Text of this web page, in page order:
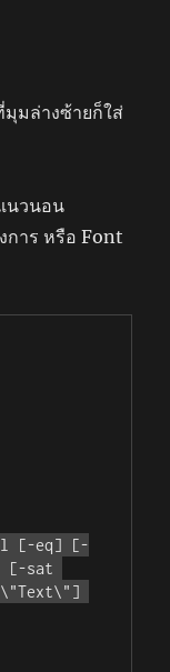
มล่างซ้ายก็ใส่
นวนอน
าร หรือ Font
[-eq] [-
[-sat